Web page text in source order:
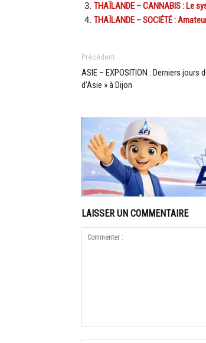
THAÏLANDE – CANNABIS : Le
THAÏLANDE – SOCIÉTÉ :
Précédent
ASIE – EXPOSITION : Derniers jours
d’Asie » à Dijon
LAISSER UN COMMENTAIRE